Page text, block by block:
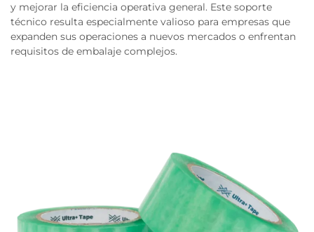
y mejorar la eficiencia operativa general. Este soporte
técnico resulta especialmente valioso para empresas que
expanden sus operaciones a nuevos mercados o enfrentan
requisitos de embalaje complejos.